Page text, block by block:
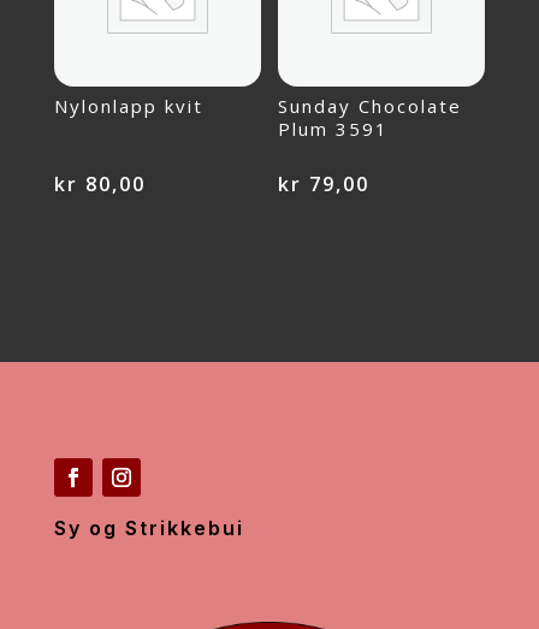
Nylonlapp kvit
kr 80,00
Sunday Chocolate
Plum 3591
kr 79,00
Sy og Strikkebui